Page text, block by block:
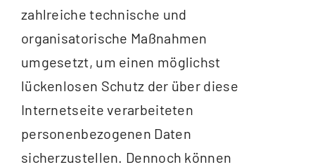
zahlreiche technische und
organisatorische Maßnahmen
umgesetzt, um einen möglichst
lückenlosen Schutz der über diese
Internetseite verarbeiteten
personenbezogenen Daten
sicherzustellen. Dennoch können